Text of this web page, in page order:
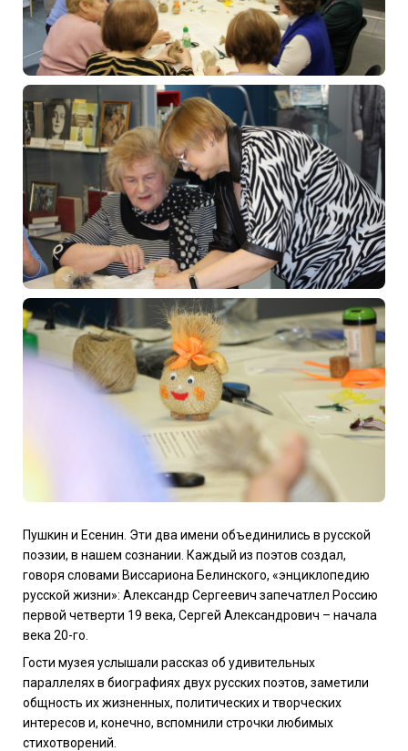
Пушкин и Есенин. Эти два имени объединились в русской
поэзии, в нашем сознании. Каждый из поэтов создал,
говоря словами Виссариона Белинского, «энциклопедию
русской жизни»: Александр Сергеевич запечатлел Россию
первой четверти 19 века, Сергей Александрович – начала
века 20-го.
Гости музея услышали рассказ об удивительных
параллелях в биографиях двух русских поэтов, заметили
общность их жизненных, политических и творческих
интересов и, конечно, вспомнили строчки любимых
стихотворений.